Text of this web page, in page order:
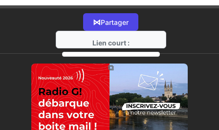
⋈Partager
Lien court :
https://radio-g.fr?2791
⧉